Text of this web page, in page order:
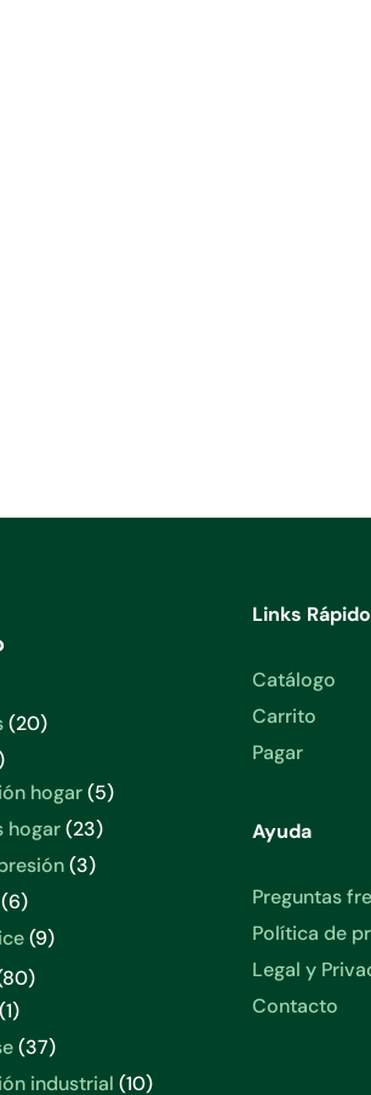
2020
hogar 55
hogar 2323
productos
33
66
productos
99
8080
11
producto
3737
productos
industrial 1010
Links
Catálogo
Carrito
Pagar
Ayuda
Preguntas
Política de
Legal y
Contacto